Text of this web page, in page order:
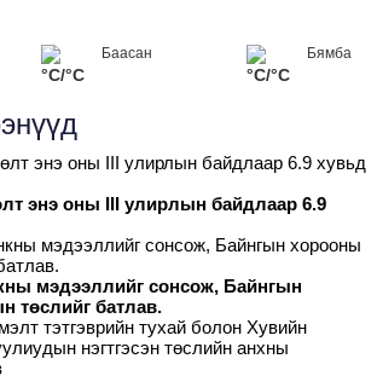
Баасан
°C/°C
Бямба
°C/°C
энэ оны III улирлын байдлаар 6.9
мэдээллийг сонсож, Байнгын
төслийг батлав.